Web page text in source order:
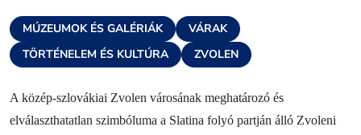
Információs központok
Történelem és kultúra
MÚZEUMOK ÉS GALÉRIÁK
VÁRAK
TÖRTÉNELEM ÉS KULTÚRA
ZVOLEN
A közép-szlovákiai Zvolen városának meghatározó és
elválaszthatatlan szimbóluma a Slatina folyó partján álló Zvoleni